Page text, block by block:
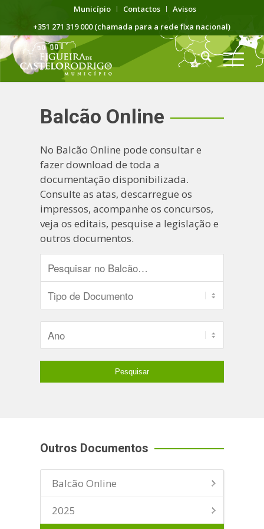
Município Contactos
Avisos
+351 271 319 000 (chamada para a rede fixa nacional)
Balcão Online
No Balcão Online pode consultar e
fazer download de toda a
documentação disponibilizada.
Consulte as atas, descarregue os
impressos, acompanhe os concursos,
veja os editais, pesquise a legislação e
outros documentos.
Outros Documentos
Balcão Online
2025